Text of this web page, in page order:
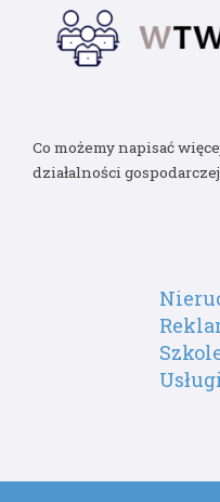
Co możemy napisać
działalności